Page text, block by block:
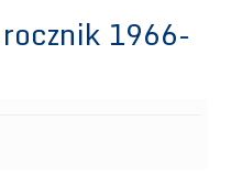
1966-